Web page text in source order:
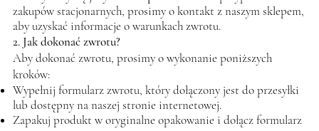
zakupów stacjonarnych, prosimy o kontakt z naszym sklepem,
aby uzyskać informacje o warunkach zwrotu.
2. Jak dokonać zwrotu?
Aby dokonać zwrotu, prosimy o wykonanie poniższych
kroków:
Wypełnij formularz zwrotu, który dołączony jest do przesyłki
lub dostępny na naszej stronie internetowej.
Zapakuj produkt w oryginalne opakowanie i dołącz formularz